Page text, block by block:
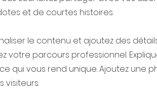
et de courtes histoires.
le contenu et ajoutez des
votre parcours professionnel.
qui vous rend unique. Ajoutez une
visiteurs.